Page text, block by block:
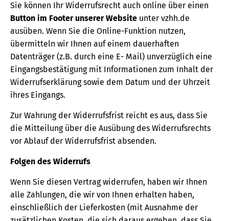
Sie können Ihr Widerrufsrecht auch online über einen
Button im Footer unserer Website unter vzhh.de
ausüben. Wenn Sie die Online-Funktion nutzen,
übermitteln wir Ihnen auf einem dauerhaften
Datenträger (z.B. durch eine E- Mail) unverzüglich eine
Eingangsbestätigung mit Informationen zum Inhalt der
Widerrufserklärung sowie dem Datum und der Uhrzeit
ihres Eingangs.
Zur Wahrung der Widerrufsfrist reicht es aus, dass Sie
die Mitteilung über die Ausübung des Widerrufsrechts
vor Ablauf der Widerrufsfrist absenden.
Folgen des Widerrufs
Wenn Sie diesen Vertrag widerrufen, haben wir Ihnen
alle Zahlungen, die wir von Ihnen erhalten haben,
einschließlich der Lieferkosten (mit Ausnahme der